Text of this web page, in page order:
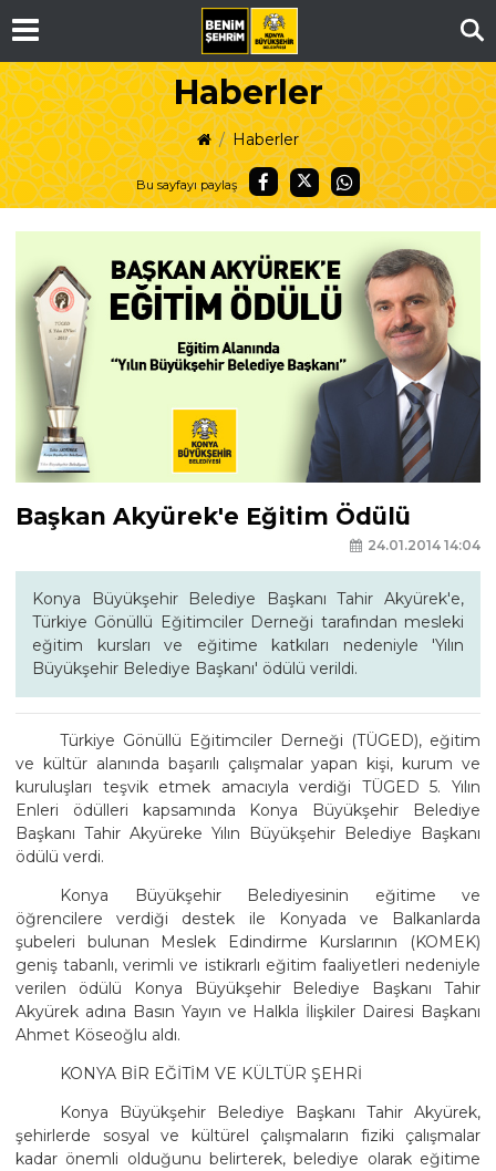
Haberler
Haberler
Bu sayfayı paylaş
Başkan Akyürek'e Eğitim Ödülü
24.01.2014 14:04
Konya Büyükşehir Belediye Başkanı Tahir Akyürek'e,
Türkiye Gönüllü Eğitimciler Derneği tarafından mesleki
eğitim kursları ve eğitime katkıları nedeniyle 'Yılın
Büyükşehir Belediye Başkanı' ödülü verildi.
Türkiye Gönüllü Eğitimciler Derneği (TÜGED), eğitim
ve kültür alanında başarılı çalışmalar yapan kişi, kurum ve
kuruluşları teşvik etmek amacıyla verdiği TÜGED 5. Yılın
Enleri ödülleri kapsamında Konya Büyükşehir Belediye
Başkanı Tahir Akyüreke Yılın Büyükşehir Belediye Başkanı
ödülü verdi.
Konya Büyükşehir Belediyesinin eğitime ve
öğrencilere verdiği destek ile Konyada ve Balkanlarda
şubeleri bulunan Meslek Edindirme Kurslarının (KOMEK)
geniş tabanlı, verimli ve istikrarlı eğitim faaliyetleri nedeniyle
verilen ödülü Konya Büyükşehir Belediye Başkanı Tahir
Akyürek adına Basın Yayın ve Halkla İlişkiler Dairesi Başkanı
Ahmet Köseoğlu aldı.
KONYA BİR EĞİTİM VE KÜLTÜR ŞEHRİ
Konya Büyükşehir Belediye Başkanı Tahir Akyürek,
şehirlerde sosyal ve kültürel çalışmaların fiziki çalışmalar
kadar önemli olduğunu belirterek, belediye olarak eğitime